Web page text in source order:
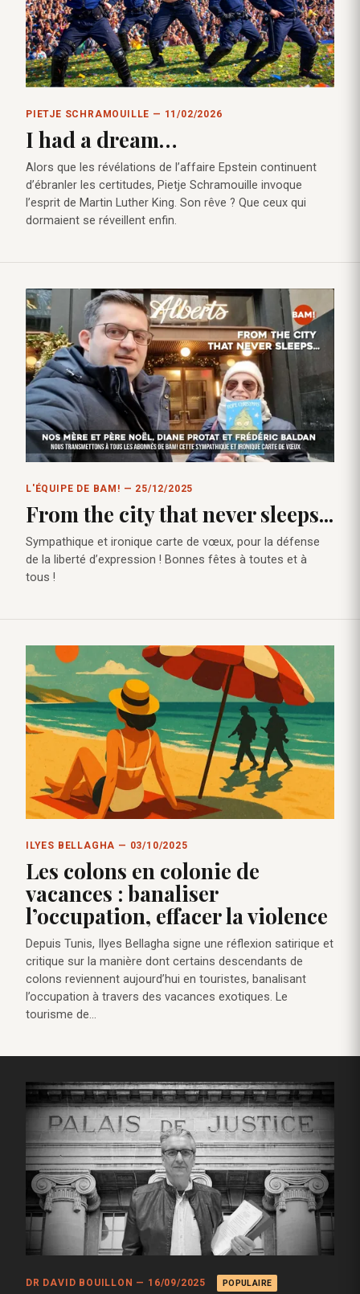
PIETJE SCHRAMOUILLE — 11/02/2026
I had a dream…
Alors que les révélations de l’affaire Epstein continuent
d’ébranler les certitudes, Pietje Schramouille invoque
l’esprit de Martin Luther King. Son rêve ? Que ceux qui
dormaient se réveillent enfin.
L'ÉQUIPE DE BAM! — 25/12/2025
From the city that never sleeps...
Sympathique et ironique carte de vœux, pour la défense
de la liberté d’expression ! Bonnes fêtes à toutes et à
tous !
ILYES BELLAGHA — 03/10/2025
Les colons en colonie de
vacances : banaliser
l’occupation, effacer la violence
Depuis Tunis, Ilyes Bellagha signe une réflexion satirique et
critique sur la manière dont certains descendants de
colons reviennent aujourd’hui en touristes, banalisant
l’occupation à travers des vacances exotiques. Le
tourisme de…
DR DAVID BOUILLON — 16/09/2025 POPULAIRE